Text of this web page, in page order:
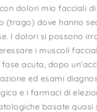
dolori mio facciali
(trago) dove hanno
I dolori si possono
i muscoli
acuta, dopo
ed esami
e i farmaci di
basate